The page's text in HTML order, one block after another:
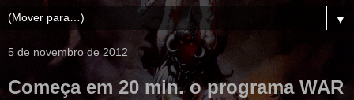
▼
5 de novembro de 2012
Começa em 20 min. o programa WAR